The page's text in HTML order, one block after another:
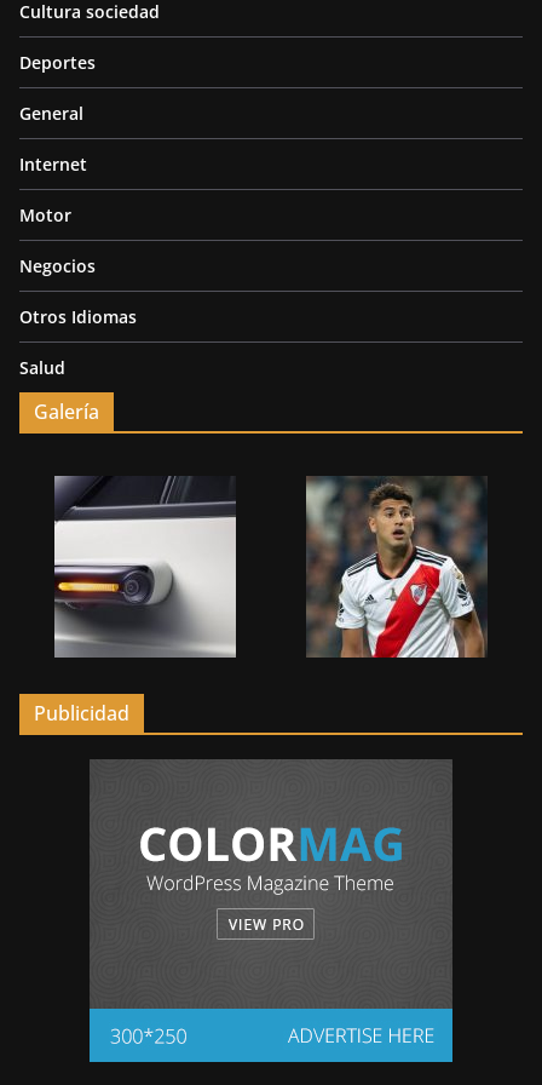
Cultura sociedad
Deportes
General
Internet
Motor
Negocios
Otros Idiomas
Salud
Galería
Publicidad